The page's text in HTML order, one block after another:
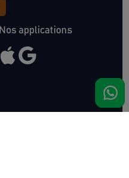
Nos applications